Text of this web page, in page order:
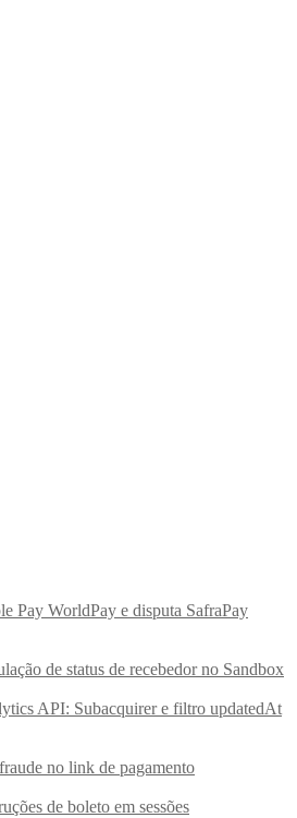
Pay WorldPay e disputa SafraPay
de status de recebedor no Sandbox
API: Subacquirer e filtro updatedAt
no link de pagamento
de boleto em sessões